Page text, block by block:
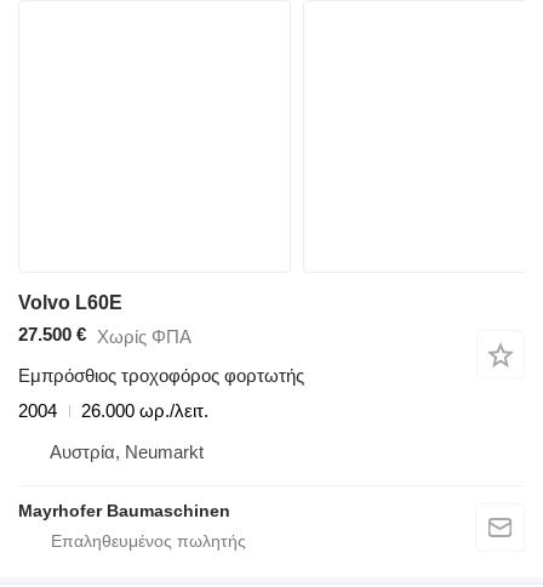
Volvo L60E
27.500 € Χωρίς ΦΠΑ
Εμπρόσθιος τροχοφόρος φορτωτής
2004
26.000 ωρ./λειτ.
Αυστρία, Neumarkt
Mayrhofer Baumaschinen